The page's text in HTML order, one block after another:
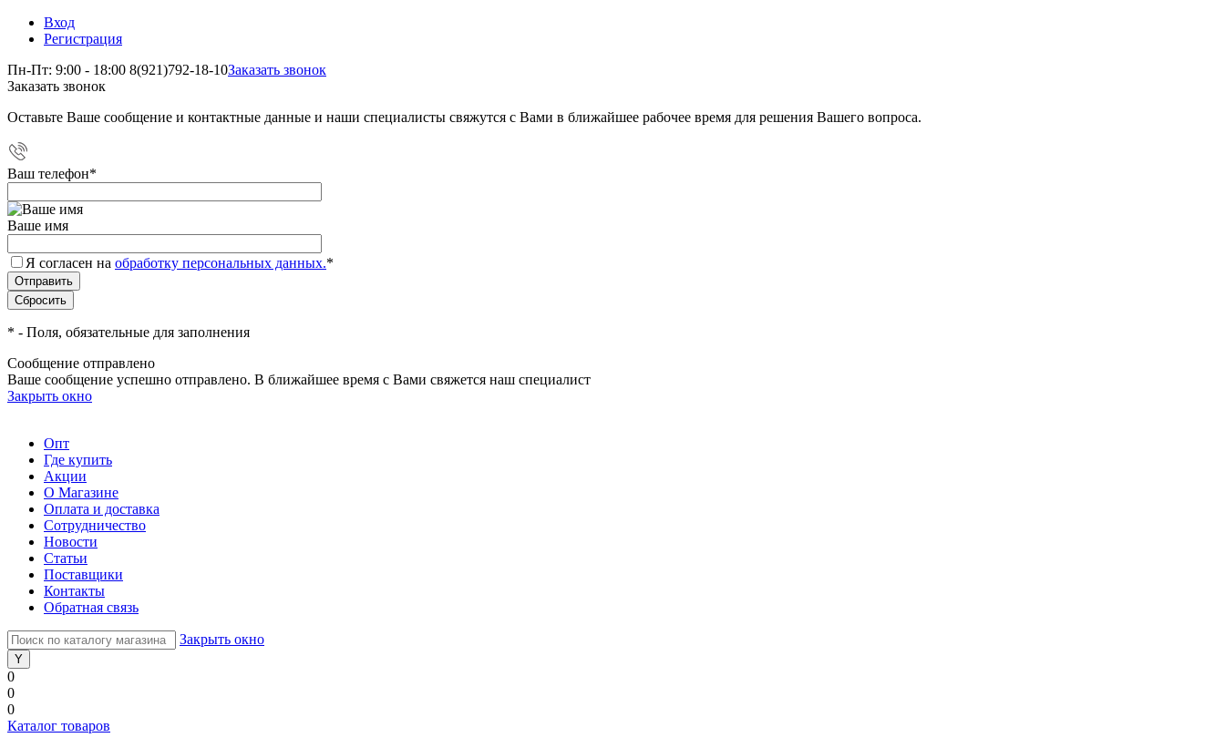
Вход
Регистрация
Пн-Пт: 9:00 - 18:00 8(921)792-18-10Заказать звонок
Заказать звонок
Оставьте Ваше сообщение и контактные данные и наши специалисты свяжутся с Вами в ближайшее рабочее время для решения Вашего вопроса.
Ваш телефон*
Ваше имя
Я согласен на обработку персональных данных.*
* - Поля, обязательные для заполнения
Сообщение отправлено
Ваше сообщение успешно отправлено. В ближайшее время с Вами свяжется наш специалист
Закрыть окно
Опт
Где купить
Акции
О Магазине
Оплата и доставка
Сотрудничество
Новости
Статьи
Поставщики
Контакты
Обратная связь
Закрыть окно
0
0
0
Каталог товаров